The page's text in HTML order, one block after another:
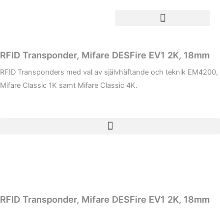
RFID Transponder, Mifare DESFire EV1 2K, 18mm
RFID Transponders med val av självhäftande och teknik EM4200,
Mifare Classic 1K samt Mifare Classic 4K.
RFID Transponder, Mifare DESFire EV1 2K, 18mm